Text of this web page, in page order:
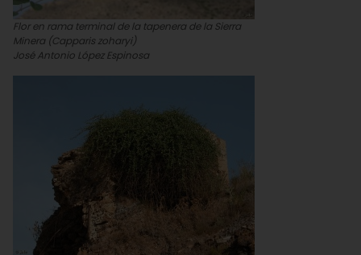
Flor en rama terminal de la tapenera de la Sierra
Minera (Capparis zoharyi)
José Antonio López Espinosa